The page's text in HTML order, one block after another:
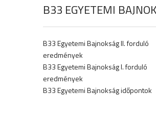
B33 EGYETEMI
B33 Egyetemi Bajnokság II. forduló
eredmények
B33 Egyetemi Bajnokság I. forduló
eredmények
B33 Egyetemi Bajnokság időpontok